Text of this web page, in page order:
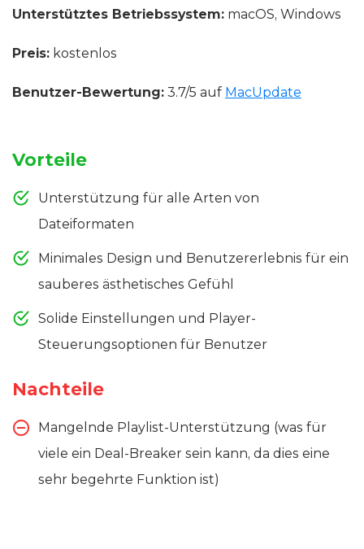
Unterstütztes Betriebssystem: macOS, Windows
Preis: kostenlos
Benutzer-Bewertung: 3.7/5 auf MacUpdate
Vorteile
Unterstützung für alle Arten von
Dateiformaten
Minimales Design und Benutzererlebnis für ein
sauberes ästhetisches Gefühl
Solide Einstellungen und Player-
Steuerungsoptionen für Benutzer
Nachteile
Mangelnde Playlist-Unterstützung (was für
viele ein Deal-Breaker sein kann, da dies eine
sehr begehrte Funktion ist)